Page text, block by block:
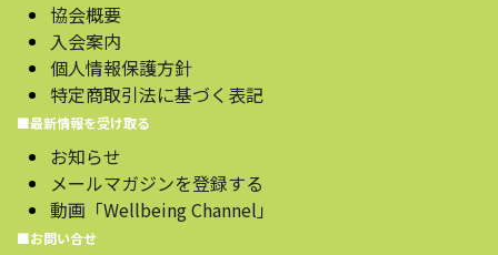
協会概要
入会案内
個人情報保護方針
特定商取引法に基づく表記
■最新情報を受け取る
お知らせ
メールマガジンを登録する
動画「Wellbeing Channel」
■お問い合せ